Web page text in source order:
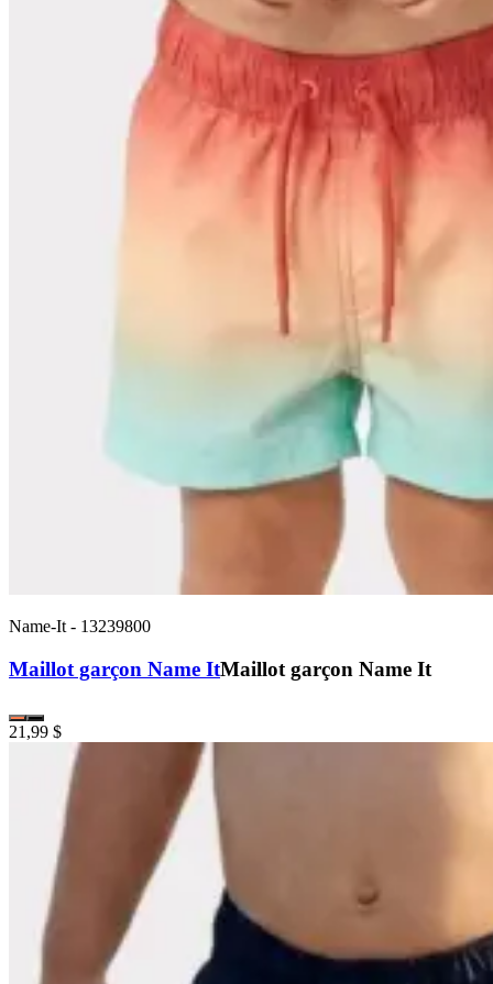
Name-It- 13239800
Maillot garçon Name ItMaillot garçon Name It
21,99 $